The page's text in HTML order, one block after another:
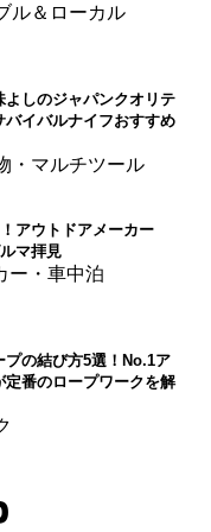
ル＆ローカル
よしのジャパンクオリテ
バイバルナイフおすすめ
・マルチツール
アウトドアメーカー
マ拝見
ー・車中泊
プの結び方5選！No.1ア
定番のロープワークを解